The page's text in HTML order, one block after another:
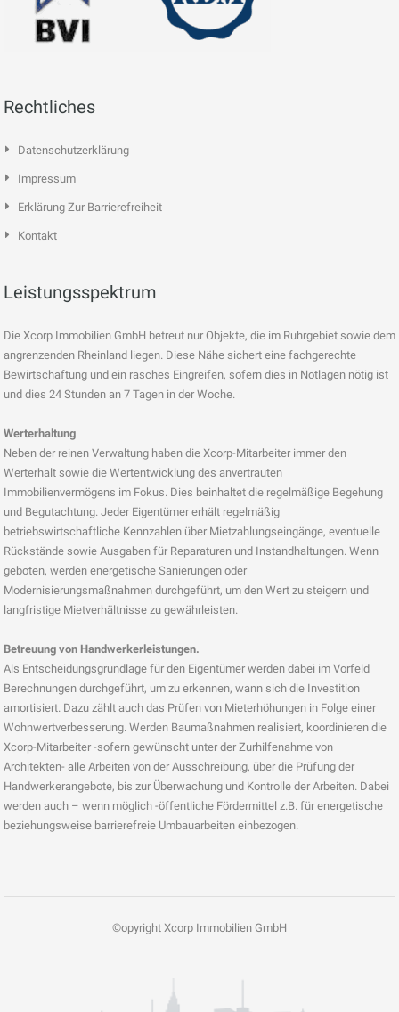
Rechtliches
Datenschutzerklärung
Impressum
Erklärung Zur Barrierefreiheit
Kontakt
Leistungsspektrum
Die Xcorp Immobilien GmbH betreut nur Objekte, die im Ruhrgebiet sowie dem
angrenzenden Rheinland liegen. Diese Nähe sichert eine fachgerechte
Bewirtschaftung und ein rasches Eingreifen, sofern dies in Notlagen nötig ist
und dies 24 Stunden an 7 Tagen in der Woche.
Werterhaltung
Neben der reinen Verwaltung haben die Xcorp-Mitarbeiter immer den
Werterhalt sowie die Wertentwicklung des anvertrauten
Immobilienvermögens im Fokus. Dies beinhaltet die regelmäßige Begehung
und Begutachtung. Jeder Eigentümer erhält regelmäßig
betriebswirtschaftliche Kennzahlen über Mietzahlungseingänge, eventuelle
Rückstände sowie Ausgaben für Reparaturen und Instandhaltungen. Wenn
geboten, werden energetische Sanierungen oder
Modernisierungsmaßnahmen durchgeführt, um den Wert zu steigern und
langfristige Mietverhältnisse zu gewährleisten.
Betreuung von Handwerkerleistungen.
Als Entscheidungsgrundlage für den Eigentümer werden dabei im Vorfeld
Berechnungen durchgeführt, um zu erkennen, wann sich die Investition
amortisiert. Dazu zählt auch das Prüfen von Mieterhöhungen in Folge einer
Wohnwertverbesserung. Werden Baumaßnahmen realisiert, koordinieren die
Xcorp-Mitarbeiter -sofern gewünscht unter der Zurhilfenahme von
Architekten- alle Arbeiten von der Ausschreibung, über die Prüfung der
Handwerkerangebote, bis zur Überwachung und Kontrolle der Arbeiten. Dabei
werden auch – wenn möglich -öffentliche Fördermittel z.B. für energetische
beziehungsweise barrierefreie Umbauarbeiten einbezogen.
©opyright Xcorp Immobilien GmbH